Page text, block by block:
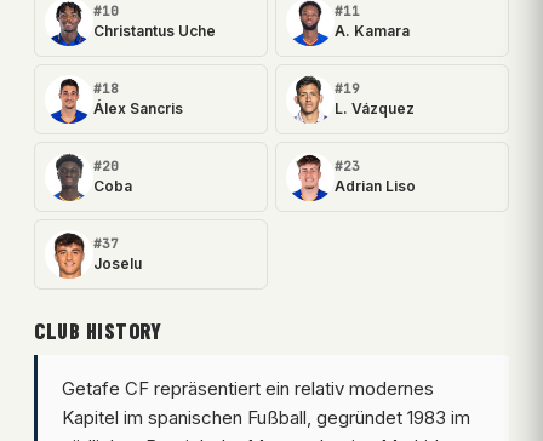
#10
Christantus Uche
#11
A. Kamara
#18
Álex Sancris
#19
L. Vázquez
#20
Coba
#23
Adrian Liso
#37
Joselu
CLUB HISTORY
Getafe CF repräsentiert ein relativ modernes
Kapitel im spanischen Fußball, gegründet 1983 im